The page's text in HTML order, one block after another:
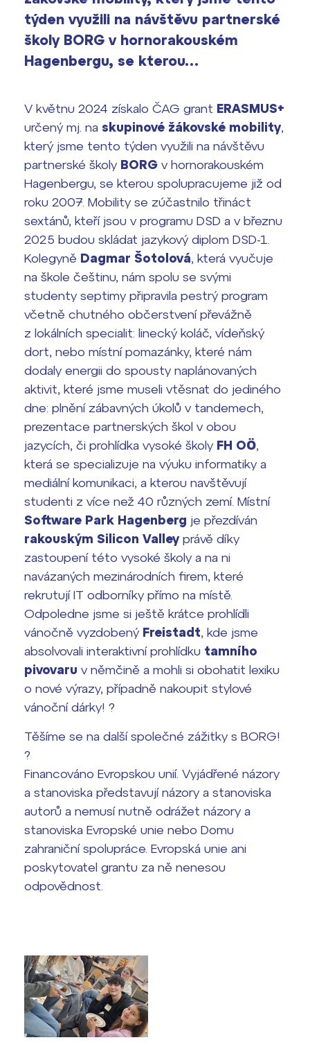
Výsledky 1. kola přijímacího řízení
2026/2027
Maturitní zkoušky
FOCUSing
Zahraniční stipendia
ČAG studentský
Maturitní témata
Pomoc! Mám problém!
Harmonogram školního roku
Termíny maturit
Bakaláři
Office 365
týden využili na návštěvu partnerské
školy BORG v hornorakouském
Hagenbergu, se kterou…
V květnu 2024 získalo ČAG grant ERASMUS+
určený mj. na skupinové žákovské mobility,
který jsme tento týden využili na návštěvu
partnerské školy BORG v hornorakouském
Hagenbergu, se kterou spolupracujeme již od
roku 2007. Mobility se zúčastnilo třináct
sextánů, kteří jsou v programu DSD a v březnu
2025 budou skládat jazykový diplom DSD-1.
Kolegyně Dagmar Šotolová, která vyučuje
na škole češtinu, nám spolu se svými
studenty septimy připravila pestrý program
včetně chutného občerstvení převážně
z lokálních specialit: linecký koláč, vídeňský
dort, nebo místní pomazánky, které nám
dodaly energii do spousty naplánovaných
aktivit, které jsme museli vtěsnat do jediného
dne: plnění zábavných úkolů v tandemech,
prezentace partnerských škol v obou
jazycích, či prohlídka vysoké školy FH OÖ,
která se specializuje na výuku informatiky a
mediální komunikaci, a kterou navštěvují
studenti z více než 40 různých zemí. Místní
Software Park Hagenberg je přezdíván
rakouským Silicon Valley právě díky
zastoupení této vysoké školy a na ni
navázaných mezinárodních firem, které
rekrutují IT odborníky přímo na místě.
Odpoledne jsme si ještě krátce prohlídli
vánočně vyzdobený Freistadt, kde jsme
absolvovali interaktivní prohlídku tamního
pivovaru v němčině a mohli si obohatit lexiku
o nové výrazy, případně nakoupit stylové
vánoční dárky! ?
Těšíme se na další společné zážitky s BORG!
?
Financováno Evropskou unií. Vyjádřené názory
a stanoviska představují názory a stanoviska
autorů a nemusí nutně odrážet názory a
stanoviska Evropské unie nebo Domu
zahraniční spolupráce. Evropská unie ani
poskytovatel grantu za ně nenesou
odpovědnost.